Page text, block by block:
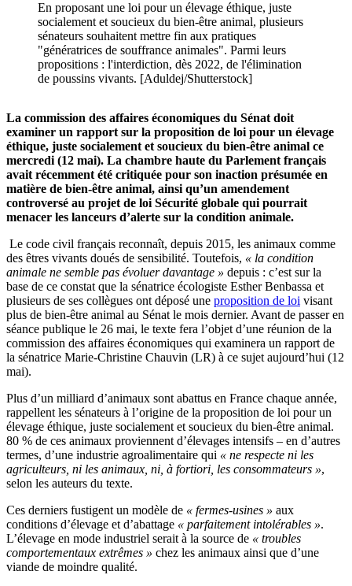
En proposant une loi pour un élevage éthique, juste
socialement et soucieux du bien-être animal, plusieurs
sénateurs souhaitent mettre fin aux pratiques
"génératrices de souffrance animales". Parmi leurs
propositions : l'interdiction, dès 2022, de l'élimination
de poussins vivants. [Aduldej/Shutterstock]
La commission des affaires économiques du Sénat doit
examiner un rapport sur la proposition de loi pour un élevage
éthique, juste socialement et soucieux du bien-être animal ce
mercredi (12 mai). La chambre haute du Parlement français
avait récemment été critiquée pour son inaction présumée en
matière de bien-être animal, ainsi qu’un amendement
controversé au projet de loi Sécurité globale qui pourrait
menacer les lanceurs d’alerte sur la condition animale.
Le code civil français reconnaît, depuis 2015, les animaux comme
des êtres vivants doués de sensibilité. Toutefois, « la condition
animale ne semble pas évoluer davantage » depuis : c’est sur la
base de ce constat que la sénatrice écologiste Esther Benbassa et
plusieurs de ses collègues ont déposé une proposition de loi visant
plus de bien-être animal au Sénat le mois dernier. Avant de passer en
séance publique le 26 mai, le texte fera l’objet d’une réunion de la
commission des affaires économiques qui examinera un rapport de
la sénatrice Marie-Christine Chauvin (LR) à ce sujet aujourd’hui (12
mai).
Plus d’un milliard d’animaux sont abattus en France chaque année,
rappellent les sénateurs à l’origine de la proposition de loi pour un
élevage éthique, juste socialement et soucieux du bien-être animal.
80 % de ces animaux proviennent d’élevages intensifs – en d’autres
termes, d’une industrie agroalimentaire qui « ne respecte ni les
agriculteurs, ni les animaux, ni, à fortiori, les consommateurs »,
selon les auteurs du texte.
Ces derniers fustigent un modèle de « fermes-usines » aux
conditions d’élevage et d’abattage « parfaitement intolérables ».
L’élevage en mode industriel serait à la source de « troubles
comportementaux extrêmes » chez les animaux ainsi que d’une
viande de moindre qualité.